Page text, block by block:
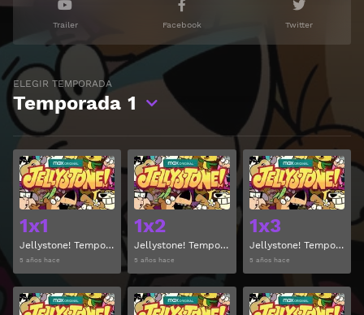
Trailer Facebook Twitter
ELEGIR TEMPORADA
Temporada 1
1x1
Jellystone! Temporada 1 Capitulo 1
5 años hace
Ver
1x2
Jellystone! Temporada 1 Capitulo 2
5 años hace
Ver
1x3
Jellystone! Temporada 1 Capitulo 3
5 años hace
Ver Ver